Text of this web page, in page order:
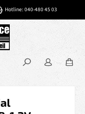
Hotline: 040-480 45 03